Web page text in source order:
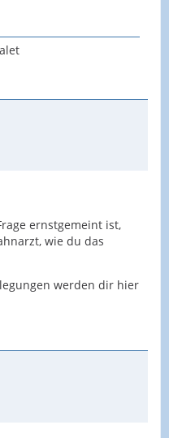
ernstgemeint ist,
wie du das
werden dir hier